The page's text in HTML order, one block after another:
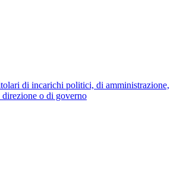
di incarichi politici, di amministrazione,
direzione o di governo